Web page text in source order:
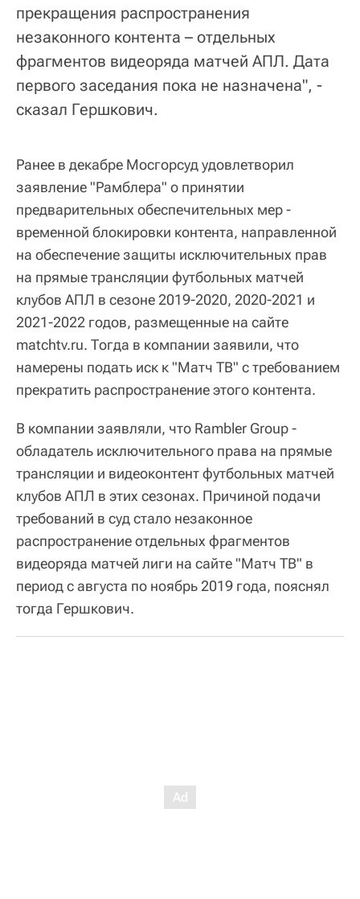
прекращения распространения
незаконного контента – отдельных
фрагментов видеоряда матчей АПЛ. Дата
первого заседания пока не назначена", -
сказал Гершкович.
Ранее в декабре Мосгорсуд удовлетворил
заявление "Рамблера" о принятии
предварительных обеспечительных мер -
временной блокировки контента, направленной
на обеспечение защиты исключительных прав
на прямые трансляции футбольных матчей
клубов АПЛ в сезоне 2019-2020, 2020-2021 и
2021-2022 годов, размещенные на сайте
matchtv.ru. Тогда в компании заявили, что
намерены подать иск к "Матч ТВ" с требованием
прекратить распространение этого контента.
В компании заявляли, что Rambler Group -
обладатель исключительного права на прямые
трансляции и видеоконтент футбольных матчей
клубов АПЛ в этих сезонах. Причиной подачи
требований в суд стало незаконное
распространение отдельных фрагментов
видеоряда матчей лиги на сайте "Матч ТВ" в
период с августа по ноябрь 2019 года, пояснял
тогда Гершкович.